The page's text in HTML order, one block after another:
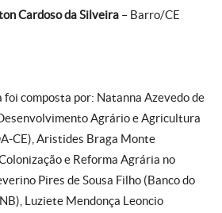
Cardoso da Silveira – Barro/CE
foi composta por: Natanna Azevedo de
Agrário e Agricultura
CE), Aristides Braga Monte
e Reforma Agrária no
Pires de Sousa Filho (Banco do
Luziete Mendonça Leoncio